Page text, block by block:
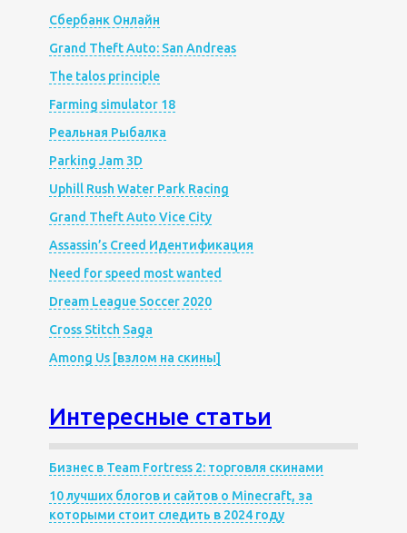
Сбербанк Онлайн
Grand Theft Auto: San Andreas
The talos principle
Farming simulator 18
Реальная Рыбалка
Parking Jam 3D
Uphill Rush Water Park Racing
Grand Theft Auto Vice City
Assassin’s Creed Идентификация
Need for speed most wanted
Dream League Soccer 2020
Cross Stitch Saga
Among Us [взлом на скины]
Интересные статьи
Бизнес в Team Fortress 2: торговля скинами
10 лучших блогов и сайтов о Minecraft, за
которыми стоит следить в 2024 году